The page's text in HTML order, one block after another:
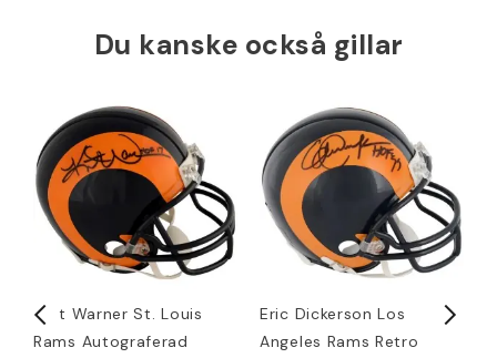
Du kanske också gillar
Kurt Warner St. Louis
Rams Autograferad
Eric Dickerson Los
Angeles Rams Retro